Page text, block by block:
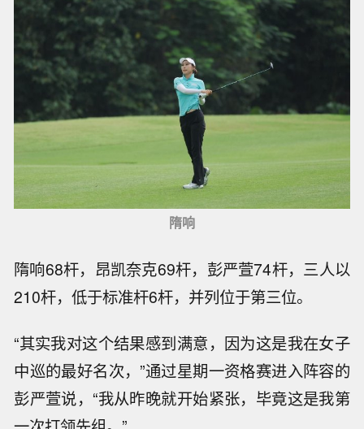
隋响
隋响68杆，昂凯奈克69杆，彭严萱74杆，三人以
210杆，低于标准杆6杆，并列位于第三位。
“其实我对这个结果感到满意，因为这是我在女子
中巡的最好名次，”通过星期一资格赛进入阵容的
彭严萱说，“我从昨晚就开始紧张，毕竟这是我第